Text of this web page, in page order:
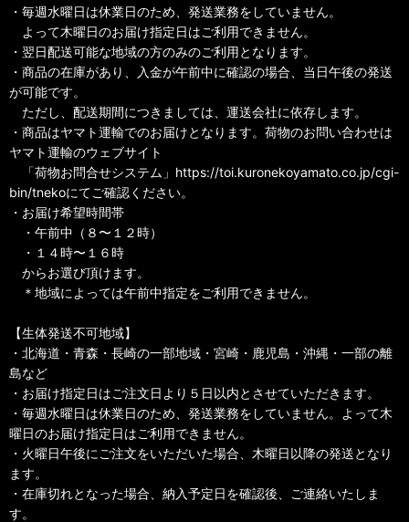
・毎週水曜日は休業日のため、発送業務をしていません。
よって木曜日のお届け指定日はご利用できません。
・翌日配送可能な地域の方のみのご利用となります。
・商品の在庫があり、入金が午前中に確認の場合、当日午後の発送
が可能です。
ただし、配送期間につきましては、運送会社に依存します。
・商品はヤマト運輸でのお届けとなります。荷物のお問い合わせは
ヤマト運輸のウェブサイト
「荷物お問合せシステム」https://toi.kuronekoyamato.co.jp/cgi-
bin/tnekoにてご確認ください。
・お届け希望時間帯
・午前中（８〜１２時）
・１４時〜１６時
からお選び頂けます。
＊地域によっては午前中指定をご利用できません。
【生体発送不可地域】
・北海道・青森・長崎の一部地域・宮崎・鹿児島・沖縄・一部の離
島など
・お届け指定日はご注文日より５日以内とさせていただきます。
・毎週水曜日は休業日のため、発送業務をしていません。よって木
曜日のお届け指定日はご利用できません。
・火曜日午後にご注文をいただいた場合、木曜日以降の発送となり
ます。
・在庫切れとなった場合、納入予定日を確認後、ご連絡いたしま
す。